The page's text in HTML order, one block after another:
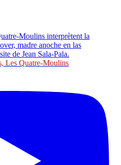
Les Quatre-Moulins